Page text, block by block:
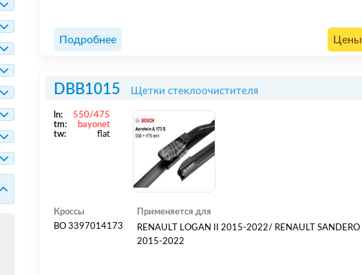
Подробнее Цены
DBB1015 Щетки стеклоочистителя
ln:
550/475
tm:
bayonet
tw:
flat
Кроссы
BO 3397014173
Применяется для
RENAULT LOGAN II 2015-2022/ RENAULT SANDERO
2015-2022